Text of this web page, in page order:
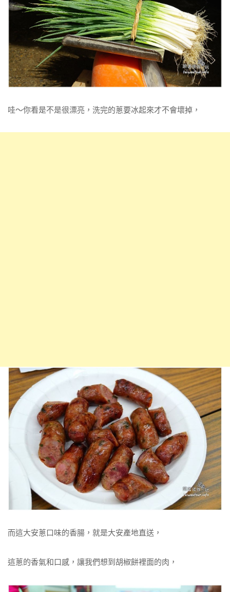
哇～你看是不是很漂亮，洗完的蔥要冰起來才不會壞掉，
而這大安蔥口味的香腸，就是大安產地直送，
這蔥的香氣和口感，讓我們想到胡椒餅裡面的肉，